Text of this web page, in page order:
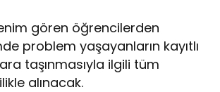
gören öğrencilerden
problem yaşayanların kayıtlı
taşınmasıyla ilgili tüm
alınacak.